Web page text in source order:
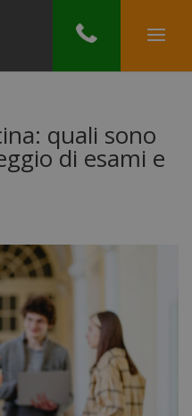
quali sono
di esami e